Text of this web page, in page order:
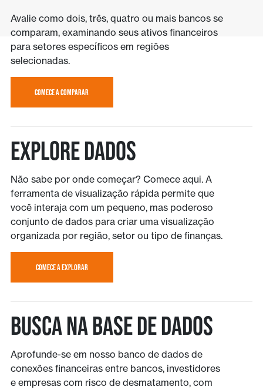
Avalie como dois, três, quatro ou mais bancos se
comparam, examinando seus ativos financeiros
para setores específicos em regiões
selecionadas.
COMECE A COMPARAR
Explore Dados
Não sabe por onde começar? Comece aqui. A
ferramenta de visualização rápida permite que
você interaja com um pequeno, mas poderoso
conjunto de dados para criar uma visualização
organizada por região, setor ou tipo de finanças.
COMECE A EXPLORAR
Busca na base de dados
Aprofunde-se em nosso banco de dados de
conexões financeiras entre bancos, investidores
e empresas com risco de desmatamento, com